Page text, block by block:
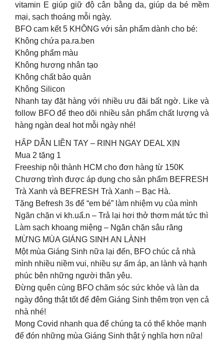
vitamin E giúp giữ độ cân bằng da, giúp da bé mềm
mại, sạch thoáng mỗi ngày.
BFO cam kết 5 KHÔNG với sản phẩm dành cho bé:
Không chứa pa.ra.ben
Không phẩm màu
Không hương nhân tạo
Không chất bảo quản
Không Silicon
Nhanh tay đặt hàng với nhiều ưu đãi bất ngờ. Like và
follow BFO để theo dõi nhiều sản phẩm chất lượng và
hàng ngàn deal hot mỗi ngày nhé!
HẤP DẪN LIỀN TAY – RINH NGAY DEAL XỊN
Mua 2 tặng 1
Freeship nội thành HCM cho đơn hàng từ 150K
Chương trình được áp dụng cho sản phẩm BEFRESH
Trà Xanh và BEFRESH Trà Xanh – Bạc Hà.
Tặng Befresh 3s để “em bé” làm nhiệm vụ của mình
Ngăn chặn vi kh.uẩ.n – Trả lại hơi thở thơm mát tức thì
Làm sạch khoang miệng – Ngăn chặn sâu răng
MỪNG MÙA GIÁNG SINH AN LÀNH
Một mùa Giáng Sinh nữa lại đến, BFO chúc cả nhà
mình nhiều niềm vui, nhiều sự ấm áp, an lành và hạnh
phúc bên những người thân yêu.
Đừng quên cùng BFO chăm sóc sức khỏe và làn da
ngày đông thật tốt để đêm Giáng Sinh thêm trọn vẹn cả
nhà nhé!
Mong Covid nhanh qua để chúng ta có thể khỏe mạnh
để đón những mùa Giáng Sinh thật ý nghĩa hơn nữa!